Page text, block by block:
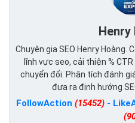
Henry
Chuyên gia SEO Henry Hoàng.
lĩnh vực seo, cải thiện %
chuyển đổi. Phân tích đánh
đưa ra định hướng
FollowAction (15452)-